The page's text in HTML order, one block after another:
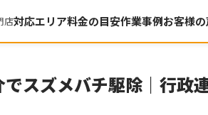
店対応エリア料金の目安作業事例お客様の
スズメバチ駆除｜行政